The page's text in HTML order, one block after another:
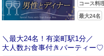
コース料
最大24名
＼最大24名！有楽町駅1分／
大人数お食事付きパーティー♡